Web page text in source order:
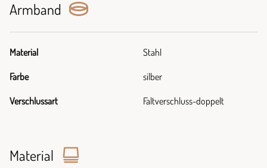
Armband
Material Stahl
Farbe silber
Verschlussart Faltverschluss-doppelt
Material